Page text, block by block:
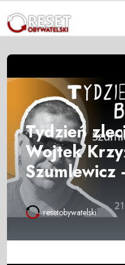
Tydzień
Wojtek
Szumlewicz
resetobywatelski